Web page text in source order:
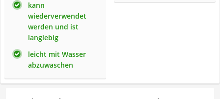
kann
wiederverwendet
werden und ist
langlebig
leicht mit Wasser
abzuwaschen